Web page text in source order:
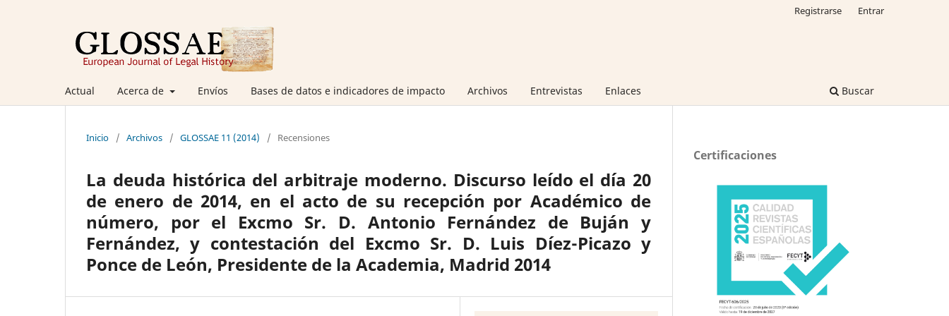
Actual Acerca de Envíos Bases de datos e indicadores de impacto Archivos Entrevistas Enlaces Buscar
Registrarse Entrar
Inicio / Archivos / GLOSSAE 11 (2014) / Recensiones
La deuda histórica del arbitraje moderno. Discurso leído el día 20
de enero de 2014, en el acto de su recepción por Académico de
número, por el Excmo Sr. D. Antonio Fernández de Buján y
Fernández, y contestación del Excmo Sr. D. Luis Díez-Picazo y
Ponce de León, Presidente de la Academia, Madrid 2014
Certificaciones